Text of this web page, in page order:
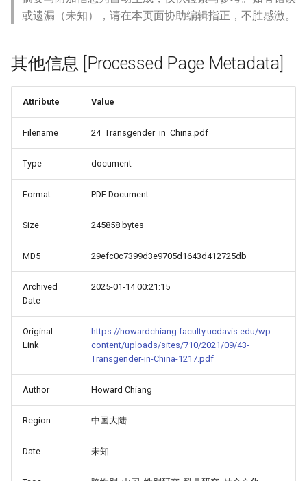
或遗漏（未知），请在本页面协助编辑指正，不胜感激。
其他信息 [Processed Page Metadata]
Attribute Value
Filename 24_Transgender_in_China.pdf
Type document
Format PDF Document
Size 245858 bytes
MD5 29efc0c7399d3e9705d1643d412725db
Archived
Date
2025-01-14 00:21:15
Original
Link
https://howardchiang.faculty.ucdavis.edu/wp-
content/uploads/sites/710/2021/09/43-
Transgender-in-China-1217.pdf
Author Howard Chiang
Region 中国大陆
Date 未知